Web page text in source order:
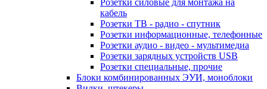
Розетки силовые для монтажа на
кабель
Розетки ТВ - радио - спутник
Розетки информационные, телефонные
Розетки аудио - видео - мультимедиа
Розетки зарядных устройств USB
Розетки специальные, прочие
Блоки комбинированных ЭУИ, моноблоки